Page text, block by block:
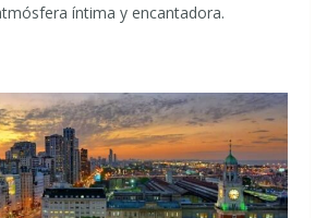
íntima y encantadora.